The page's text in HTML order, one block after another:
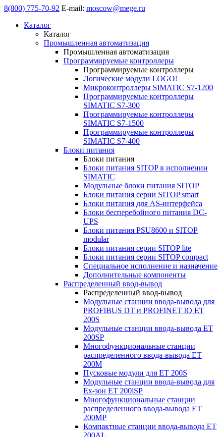
8(800) 775-70-92 E-mail: moscow@mege.ru
Каталог
Каталог
Промышленная автоматизация
Промышленная автоматизация
Программируемые контроллеры
Программируемые контроллеры
Логические модули LOGO!
Микроконтроллеры SIMATIC S7-1200
Программируемые контроллеры
SIMATIC S7-300
Программируемые контроллеры
SIMATIC S7-1500
Программируемые контроллеры
SIMATIC S7-400
Блоки питания
Блоки питания
Блоки питания SITOP в исполнении
SIMATIC
Модульные блоки питания SITOP
Блоки питания серии SITOP smart
Блоки питания для AS-интерфейса
Блоки бесперебойного питания DC-
UPS
Блоки питания PSU8600 и SITOP
modular
Блоки питания серии SITOP lite
Блоки питания серии SITOP compact
Специальное исполнение и назначение
Дополнительные компоненты
Распределенный ввод-вывод
Распределенный ввод-вывод
Модульные станции ввода-вывода для
PROFIBUS DT и PROFINET IO ET
200S
Модульные станции ввода-вывода ET
200SP
Многофункциональные станции
распределенного ввода-вывода ET
200M
Пусковые модули для ET 200S
Модульные станции ввода-вывода для
Ex-зон ET 200iSP
Многофункциональные станции
распределенного ввода-вывода ET
200MP
Компактные станции ввода-вывода ET
200AL